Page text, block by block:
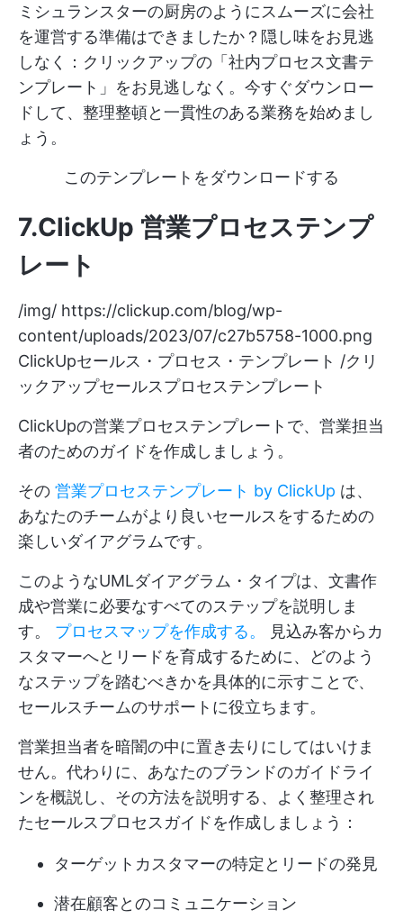
ミシュランスターの厨房のようにスムーズに会社
を運営する準備はできましたか？隠し味をお見逃
しなく：クリックアップの「社内プロセス文書テ
ンプレート」をお見逃しなく。今すぐダウンロー
ドして、整理整頓と一貫性のある業務を始めまし
ょう。
このテンプレートをダウンロードする
7.ClickUp 営業プロセステンプ
レート
/img/ https://clickup.com/blog/wp-
content/uploads/2023/07/c27b5758-1000.png
ClickUpセールス・プロセス・テンプレート /クリ
ックアップセールスプロセステンプレート
ClickUpの営業プロセステンプレートで、営業担当
者のためのガイドを作成しましょう。
その 営業プロセステンプレート by ClickUp は、
あなたのチームがより良いセールスをするための
楽しいダイアグラムです。
このようなUMLダイアグラム・タイプは、文書作
成や営業に必要なすべてのステップを説明しま
す。 プロセスマップを作成する。
見込み客からカ
スタマーへとリードを育成するために、どのよう
なステップを踏むべきかを具体的に示すことで、
セールスチームのサポートに役立ちます。
営業担当者を暗闇の中に置き去りにしてはいけま
せん。代わりに、あなたのブランドのガイドライ
ンを概説し、その方法を説明する、よく整理され
たセールスプロセスガイドを作成しましょう：
ターゲットカスタマーの特定とリードの発見
潜在顧客とのコミュニケーション